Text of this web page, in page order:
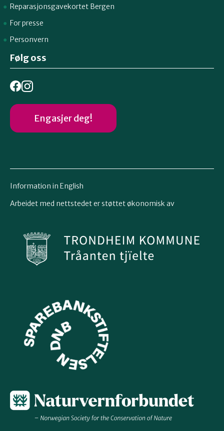
Reparasjonsgavekortet Bergen
For presse
Personvern
Følg oss
Engasjer deg!
Information in English
Arbeidet med nettstedet er støttet økonomisk av